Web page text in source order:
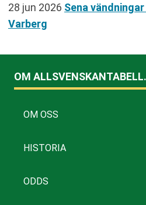
28 jun 2026 Sena
Varberg
OM
OM OSS
HISTORIA
ODDS